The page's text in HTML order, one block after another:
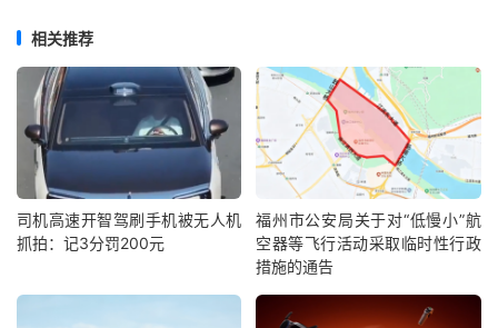
相关推荐
司机高速开智驾刷手机被无人机
抓拍：记3分罚200元
福州市公安局关于对“低慢小”航
空器等飞行活动采取临时性行政
措施的通告